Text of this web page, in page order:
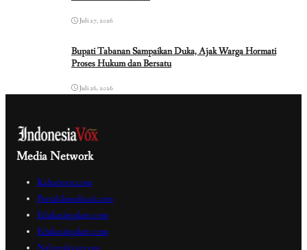
Juli 27, 2026
Bupati Tabanan Sampaikan Duka, Ajak Warga Hormati
Proses Hukum dan Bersatu
Juli 26, 2026
Media Network
Kabartren.com
Portaldemokrasi.com
Edukasiupdate.com
Edukasiupdate.com